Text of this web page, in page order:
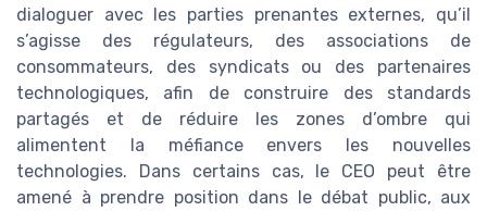
dialoguer avec les parties prenantes externes, qu’il
s’agisse des régulateurs, des associations de
consommateurs, des syndicats ou des partenaires
technologiques, afin de construire des standards
partagés et de réduire les zones d’ombre qui
alimentent la méfiance envers les nouvelles
technologies. Dans certains cas, le CEO peut être
amené à prendre position dans le débat public, aux